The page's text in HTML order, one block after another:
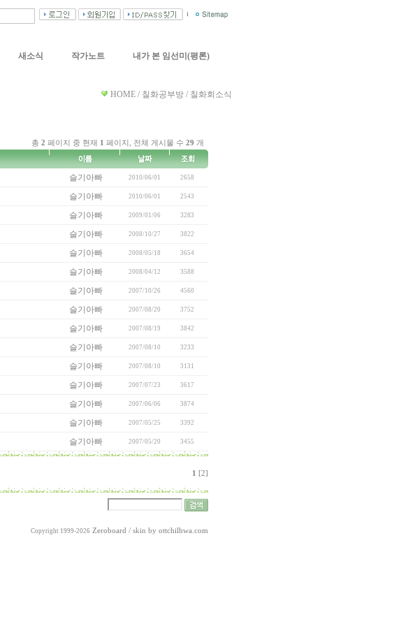
새소식 작가노트 내가 본 임선미(평론)
HOME / 칠화공부방 / 칠화회소식
총 2 페이지 중 현재 1 페이지, 전체 게시물 수 29 개
슬기아빠 2010/06/01 2658
슬기아빠 2010/06/01 2543
슬기아빠 2009/01/06 3283
슬기아빠 2008/10/27 3822
슬기아빠 2008/05/18 3654
슬기아빠 2008/04/12 3588
슬기아빠 2007/10/26 4560
슬기아빠 2007/08/20 3752
슬기아빠 2007/08/19 3842
슬기아빠 2007/08/10 3233
슬기아빠 2007/08/10 3131
슬기아빠 2007/07/23 3617
슬기아빠 2007/06/06 3874
슬기아빠 2007/05/25 3392
슬기아빠 2007/05/20 3455
1 [2]
Copyright 1999-2026 Zeroboard / skin by ottchilhwa.com